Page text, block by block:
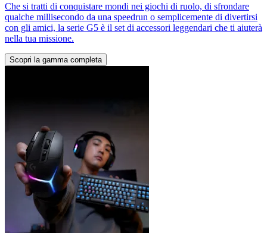
Che si tratti di conquistare mondi nei giochi di ruolo, di sfrondare
qualche millisecondo da una speedrun o semplicemente di divertirsi
con gli amici, la serie G5 è il set di accessori leggendari che ti aiuterà
nella tua missione.
Scopri la gamma completa